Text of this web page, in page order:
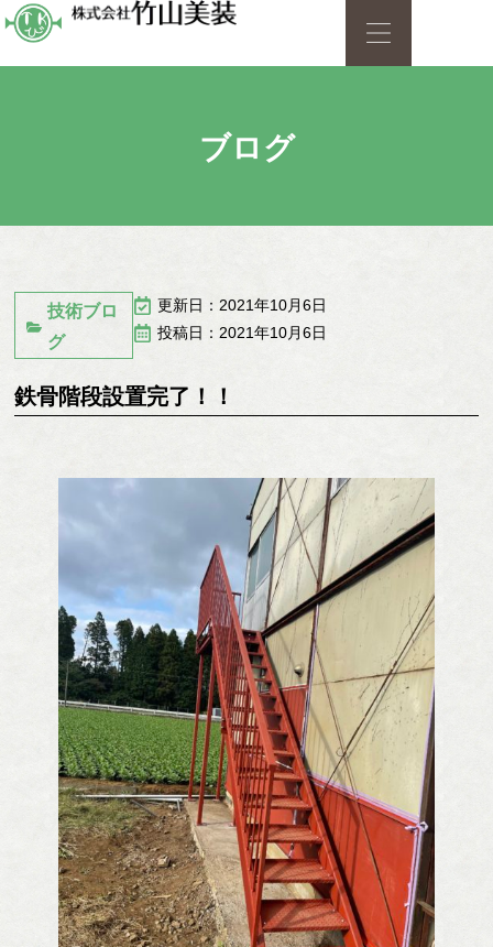
ブログ
更新日：2021年10月6日
投稿日：2021年10月6日
技術ブロ
グ
鉄骨階段設置完了！！